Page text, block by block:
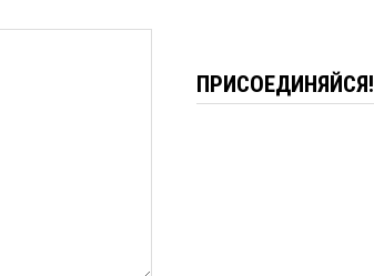
ПРИСОЕДИНЯЙСЯ!